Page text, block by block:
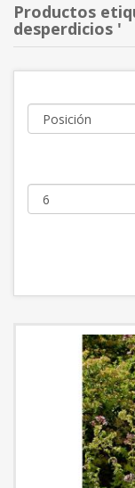
Productos
desperdicios '